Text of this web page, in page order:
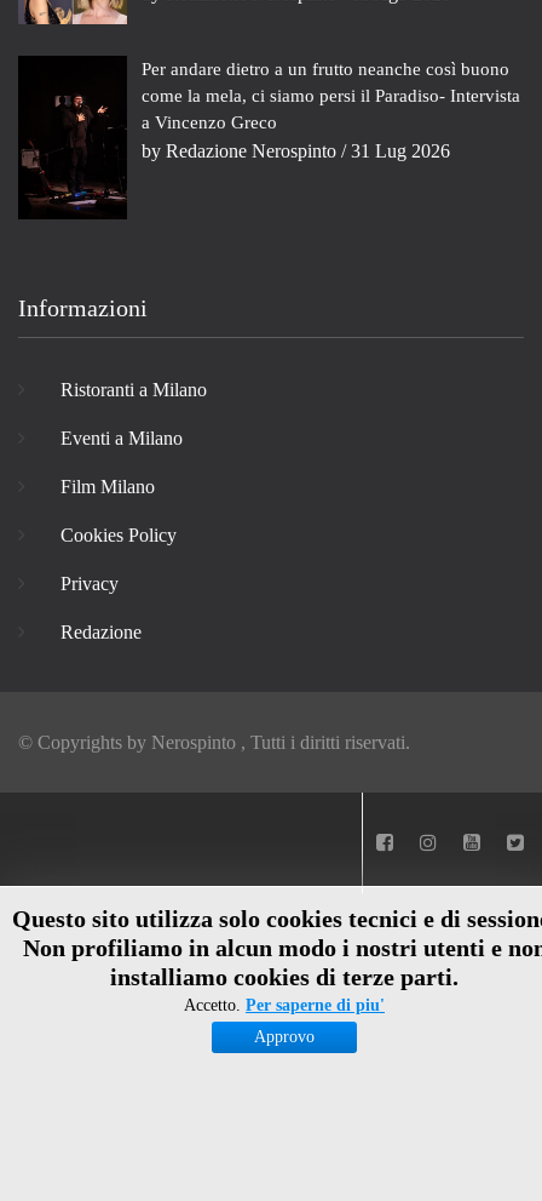
Questo sito utilizza solo cookies tecnici e di
Non profiliamo in alcun modo i nostri utenti e
installiamo cookies di terze parti.
Accetto. Per saperne di piu'
Approvo
Per andare dietro a un frutto neanche così buono
come la mela, ci siamo persi il Paradiso- Intervista
a Vincenzo Greco
by Redazione Nerospinto / 31 Lug 2026
Informazioni
Ristoranti a Milano
Eventi a Milano
Film Milano
Cookies Policy
Privacy
Redazione
© Copyrights by Nerospinto , Tutti i diritti riservati.